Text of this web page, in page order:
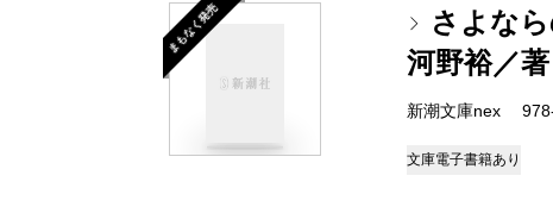
まもなく発売
さよな
河野裕／著
新潮文庫nex
文庫電子書籍あり